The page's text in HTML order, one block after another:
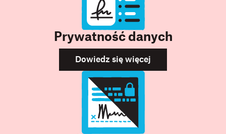
Prywatność danych
Dowiedz się więcej